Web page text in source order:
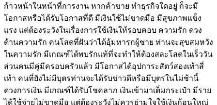
ก้าวหน้าในหน้าที่การงาน หากค้าขาย ทำธุรกิจใดอยู่ ก็จะมี
โอกาสหรือได้รับโอกาสที่ดี มีเงินใช้ไม่ขาดมือ มีสุขภาพแข็ง
แรง แต่ต้องระวังในเรื่องการใช้เงินให้รอบคอบ ความรัก ดวง
ด้านความรัก คนโสดที่ฝันว่าได้อุ้มทารกผู้ชาย ท่านจะสุขสมหวัง
ในความรัก มีเกณฑ์ได้พบรักแท้ที่จะทำให้ต้องสละโสดในเร็ววัน
ส่วนคนมีคู่มีครอบครัวแล้ว มีโอกาสได้อุปการะสัตว์สองเท้าสี่
เท้า คนที่ยังไม่มีบุตรท่านจะได้รับข่าวดีหรือมีบุตรในไม่ช้านี้
ดวงการเงิน มีเกณฑ์ได้รับโชคลาภ เงินเข้ามาเต็มกระเป๋า มีราย
ได้ใช้จ่ายไม่ขาดมือ แต่ต้องระวังไม่ควรย่ามใจใช้เงินก้อนใหญ่